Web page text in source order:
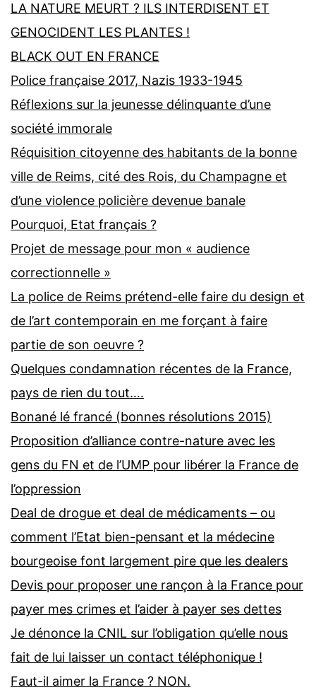
LA NATURE MEURT ? ILS INTERDISENT ET
GENOCIDENT LES PLANTES !
BLACK OUT EN FRANCE
Police française 2017, Nazis 1933-1945
Réflexions sur la jeunesse délinquante d’une
société immorale
Réquisition citoyenne des habitants de la bonne
ville de Reims, cité des Rois, du Champagne et
d’une violence policière devenue banale
Pourquoi, Etat français ?
Projet de message pour mon « audience
correctionnelle »
La police de Reims prétend-elle faire du design et
de l’art contemporain en me forçant à faire
partie de son oeuvre ?
Quelques condamnation récentes de la France,
pays de rien du tout….
Bonané lé francé (bonnes résolutions 2015)
Proposition d’alliance contre-nature avec les
gens du FN et de l’UMP pour libérer la France de
l’oppression
Deal de drogue et deal de médicaments – ou
comment l’Etat bien-pensant et la médecine
bourgeoise font largement pire que les dealers
Devis pour proposer une rançon à la France pour
payer mes crimes et l’aider à payer ses dettes
Je dénonce la CNIL sur l’obligation qu’elle nous
fait de lui laisser un contact téléphonique !
Faut-il aimer la France ? NON.